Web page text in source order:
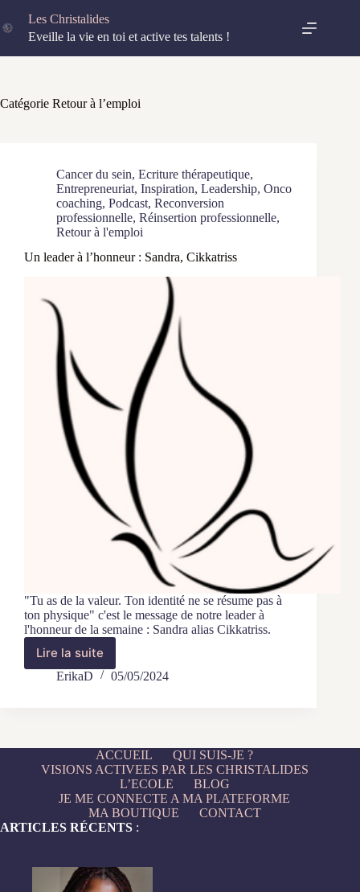
au
contenu
Les Christalides
Eveille la vie en toi et active tes talents !
Catégorie Retour à l’emploi
Cancer du sein, Ecriture thérapeutique,
Entrepreneuriat, Inspiration, Leadership, Onco
coaching, Podcast, Reconversion
professionnelle, Réinsertion professionnelle,
Retour à l'emploi
Un leader à l’honneur : Sandra, Cikkatriss
"Tu as de la valeur. Ton identité ne se résume pas à
ton physique" c'est le message de notre leader à
l'honneur de la semaine : Sandra alias Cikkatriss.
Lire la suite
Un
leader
Cikkatriss
ErikaD 05/05/2024
ACCUEIL
QUI SUIS-JE ?
VISIONS ACTIVEES PAR LES CHRISTALIDES
L’ECOLE
BLOG
JE ME CONNECTE A MA PLATEFORME
MA BOUTIQUE
CONTACT
ARTICLES RÉCENTS :